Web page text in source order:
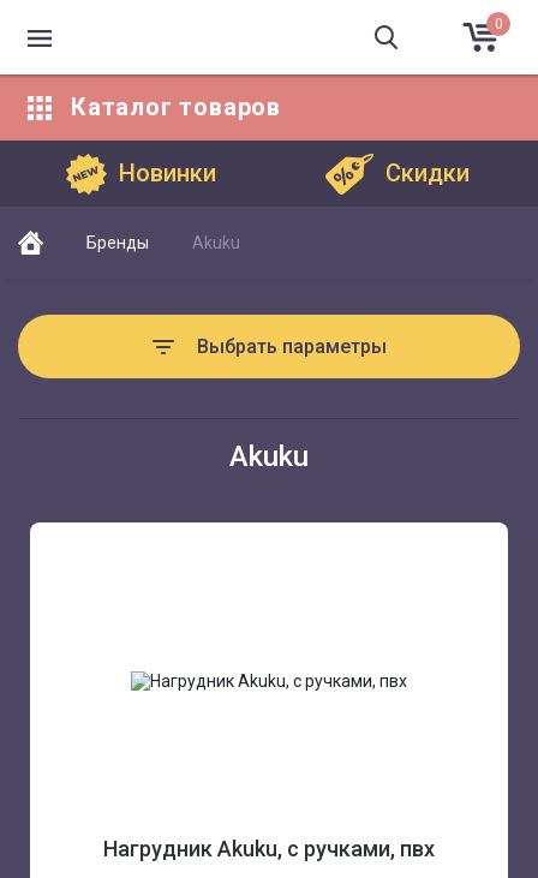
0
Каталог товаров
Новинки Скидки
Бренды Akuku
Выбрать параметры
Akuku
Нагрудник Akuku, с ручками, пвх